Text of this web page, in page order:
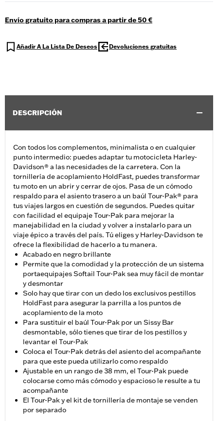
Envío gratuito para compras a partir de 50 €
Añadir A La Lista De Deseos Devoluciones gratuitas
DESCRIPCIÓN
Con todos los complementos, minimalista o en cualquier
punto intermedio: puedes adaptar tu motocicleta Harley-
Davidson® a las necesidades de la carretera. Con la
tornillería de acoplamiento HoldFast, puedes transformar
tu moto en un abrir y cerrar de ojos. Pasa de un cómodo
respaldo para el asiento trasero a un baúl Tour-Pak® para
tus viajes largos en cuestión de segundos. Puedes quitar
con facilidad el equipaje Tour-Pak para mejorar la
manejabilidad en la ciudad y volver a instalarlo para un
viaje épico a través del país. Tú eliges y Harley-Davidson te
ofrece la flexibilidad de hacerlo a tu manera.
Acabado en negro brillante
Permite que la comodidad y la protección de un sistema
portaequipajes Softail Tour-Pak sea muy fácil de montar
y desmontar
Solo hay que tirar con un dedo los exclusivos pestillos
HoldFast para asegurar la parrilla a los puntos de
acoplamiento de la moto
Para sustituir el baúl Tour-Pak por un Sissy Bar
desmontable, sólo tienes que tirar de los pestillos y
levantar el Tour-Pak
Coloca el Tour-Pak detrás del asiento del acompañante
para que este pueda utilizarlo como respaldo
Ajustable en un rango de 38 mm, el Tour-Pak puede
colocarse como más cómodo y espacioso le resulte a tu
acompañante
El Tour-Pak y el kit de tornillería de montaje se venden
por separado